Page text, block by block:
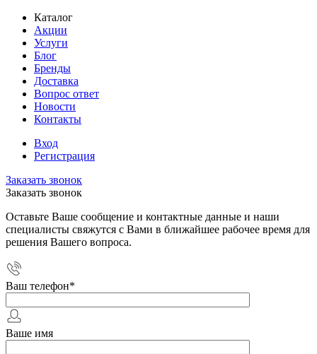
Каталог
Акции
Услуги
Блог
Бренды
Доставка
Вопрос ответ
Новости
Контакты
Вход
Регистрация
Заказать звонок
Заказать звонок
Оставьте Ваше сообщение и контактные данные и наши
специалисты свяжутся с Вами в ближайшее рабочее время для
решения Вашего вопроса.
Ваш телефон*
Ваше имя